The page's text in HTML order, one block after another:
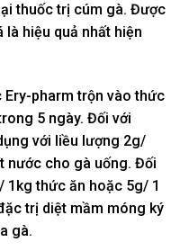
thuốc trị cúm gà. Được
hiệu quả nhất hiện
Ery-pharm trộn vào thức
5 ngày. Đối với
với liều lượng 2g/
nước cho gà uống. Đối
1kg thức ăn hoặc 5g/ 1
trị diệt mầm móng ký
gà.